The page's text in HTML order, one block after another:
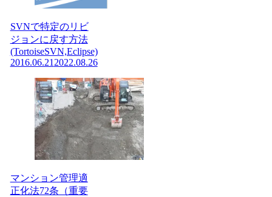
SVNで特定のリビ
ジョンに戻す方法
(TortoiseSVN,Eclipse)
2016.06.21 2022.08.26
マンション管理適
正化法72条（重要